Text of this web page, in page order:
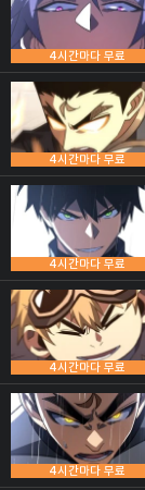
4시간마다 무료
4시간마다 무료
4시간마다 무료
4시간마다 무료
4시간마다 무료